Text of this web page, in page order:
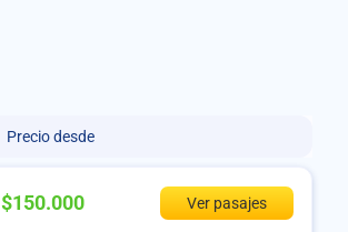
Precio desde
$150.000
Ver pasajes